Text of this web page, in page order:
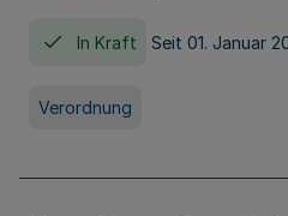
In Kraft Seit 01. Januar
Verordnung